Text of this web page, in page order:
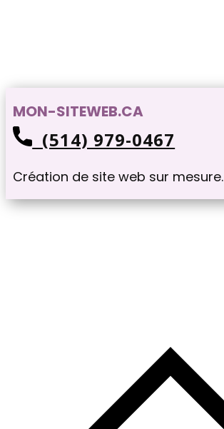
MON-SITEWEB.CA
(514) 979-0467
Création de site web sur mesure.